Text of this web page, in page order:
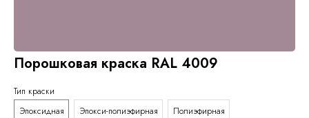
Порошковая краска RAL 4009
Тип краски
Эпоксидная
Эпокси-полиэфирная Полиэфирная